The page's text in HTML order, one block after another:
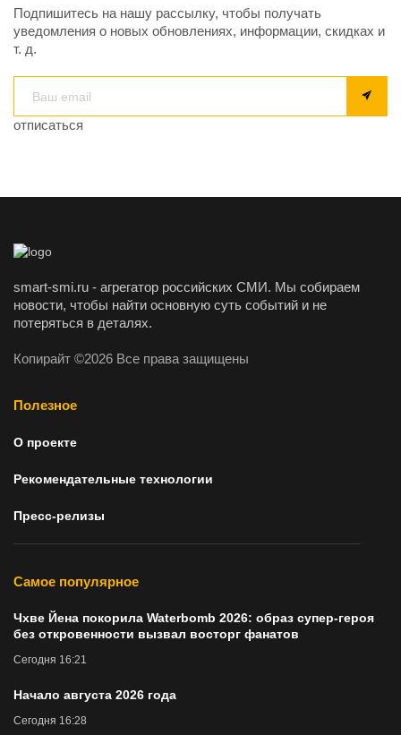
Подпишитесь на нашу рассылку, чтобы получать
уведомления о новых обновлениях, информации, скидках и
т. д.
отписаться
smart-smi.ru - агрегатор российских СМИ. Мы собираем
новости, чтобы найти основную суть событий и не
потеряться в деталях.
Копирайт ©2026 Все права защищены
Полезное
О проекте
Рекомендательные технологии
Пресс-релизы
Самое популярное
Чхве Йена покорила Waterbomb 2026: образ супер-героя
без откровенности вызвал восторг фанатов
Сегодня 16:21
Начало августа 2026 года
Сегодня 16:28